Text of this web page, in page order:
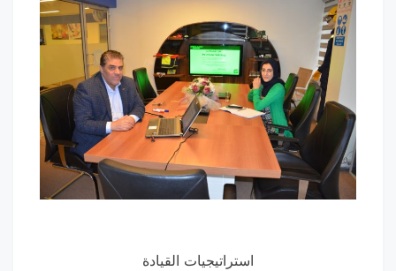
استراتيجيات القيادة